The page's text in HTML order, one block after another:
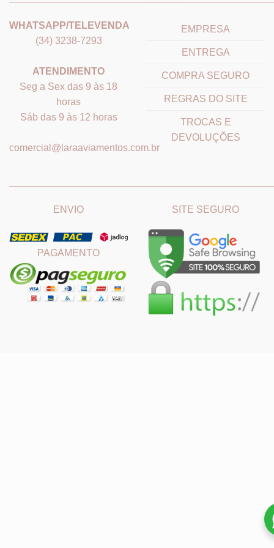
WHATSAPP/TELEVENDA
(34) 3238-7293
ATENDIMENTO
Seg a Sex das 9 às 18
horas
Sáb das 9 às 12 horas
comercial@laraaviamentos.com.br
EMPRESA
ENTREGA
COMPRA SEGURO
REGRAS DO SITE
TROCAS E
DEVOLUÇÕES
ENVIO
PAGAMENTO
SITE SEGURO